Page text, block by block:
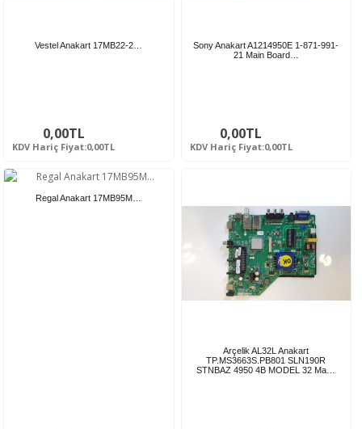
Vestel Anakart 17MB22-2…
0,00TL
KDV Hariç Fiyat:0,00TL
Sony Anakart A1214950E 1-871-991-
21 Main Board…
0,00TL
KDV Hariç Fiyat:0,00TL
Regal Anakart 17MB95M…
Arçelik AL32L Anakart
TP.MS3663S.PB801 SLN190R
STNBAZ 4950 4B MODEL 32 Ma…